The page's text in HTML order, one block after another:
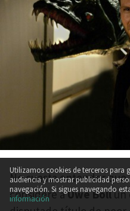
No cuesta entender
considere aUwe Bollun
Utilizamos cookies de terceros para
audiencia y mostrar publicidad
navegación. Si sigues navegando
información